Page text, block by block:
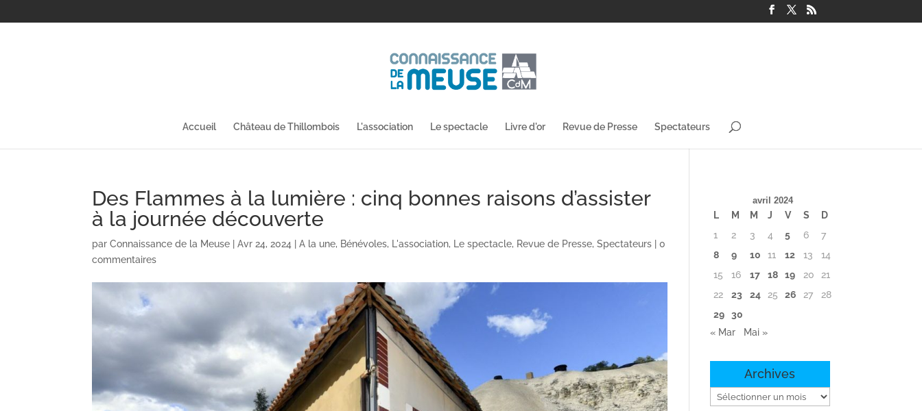
Accueil Château de Thillombois L'association Le spectacle Livre d'or Revue de Presse Spectateurs
Des Flammes à la lumière : cinq bonnes raisons d’assister
à la journée découverte
parConnaissance de la Meuse |Avr 24, 2024 |A la une, Bénévoles, L'association, Le spectacle, Revue de Presse,Spectateurs |0
commentaires
avril 2024
L M M J V S
D
1
2 3 4 5 6
7
8
9 10 11 12 13
14
15
16 17 18 19 20
21
22
23 24 25 26 27
28
29
30
« Mar
Mai »
Archives
Archives